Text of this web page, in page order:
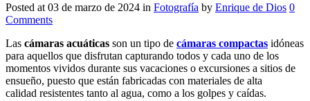
Posted at 03 de marzo de 2024 in Fotografía by Enrique de Dios 0
Comments
Las cámaras acuáticas son un tipo de cámaras compactas idóneas
para aquellos que disfrutan capturando todos y cada uno de los
momentos vividos durante sus vacaciones o excursiones a sitios de
ensueño, puesto que están fabricadas con materiales de alta
calidad resistentes tanto al agua, como a los golpes y caídas.